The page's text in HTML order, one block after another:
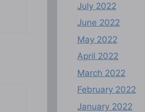
July 2022
June 2022
May 2022
April 2022
March 2022
February 2022
January 2022